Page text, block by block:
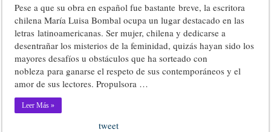
Pese a que su obra en español fue bastante breve, la escritora
chilena María Luisa Bombal ocupa un lugar destacado en las
letras latinoamericanas. Ser mujer, chilena y dedicarse a
desentrañar los misterios de la feminidad, quizás hayan sido los
mayores desafíos u obstáculos que ha sorteado con
nobleza para ganarse el respeto de sus contemporáneos y el
amor de sus lectores. Propulsora …
Leer Más »
tweet